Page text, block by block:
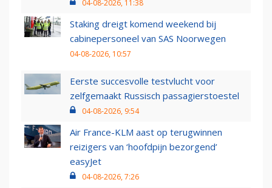
04-08-2026, 11:38
Staking dreigt komend weekend bij
cabinepersoneel van SAS Noorwegen
04-08-2026, 10:57
Eerste succesvolle testvlucht voor
zelfgemaakt Russisch passagierstoestel
04-08-2026, 9:54
Air France-KLM aast op terugwinnen
reizigers van ‘hoofdpijn bezorgend’
easyJet
04-08-2026, 7:26